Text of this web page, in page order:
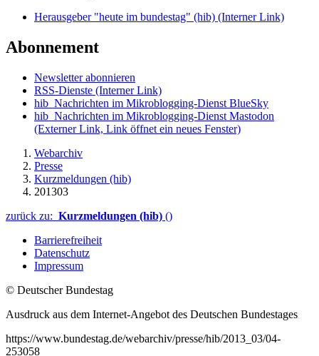
Herausgeber "heute im bundestag" (hib) (Interner Link)
Abonnement
Newsletter abonnieren
RSS-Dienste (Interner Link)
hib_Nachrichten im Mikroblogging-Dienst BlueSky
hib_Nachrichten im Mikroblogging-Dienst Mastodon
(Externer Link, Link öffnet ein neues Fenster)
Webarchiv
Presse
Kurzmeldungen (hib)
201303
zurück zu: Kurzmeldungen (hib) ()
Barrierefreiheit
Datenschutz
Impressum
© Deutscher Bundestag
Ausdruck aus dem Internet-Angebot des Deutschen Bundestages
https://www.bundestag.de/webarchiv/presse/hib/2013_03/04-
253058